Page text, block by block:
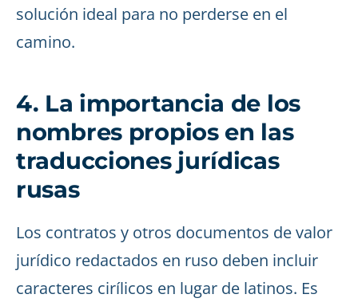
solución ideal para no perderse en el
camino.
4. La importancia de los
nombres propios en las
traducciones jurídicas
rusas
Los contratos y otros documentos de valor
jurídico redactados en ruso deben incluir
caracteres cirílicos en lugar de latinos. Es